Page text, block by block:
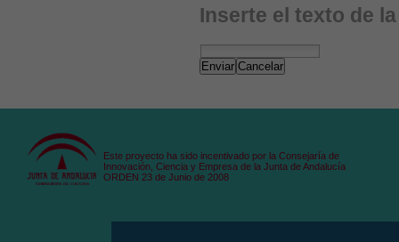
Inserte el texto de
Enviar Cancelar
Este proyecto ha sido incentivado por la Consejaría de
Innovación, Ciencia y Empresa de la Junta de Andalucía
ORDEN 23 de Junio de 2008